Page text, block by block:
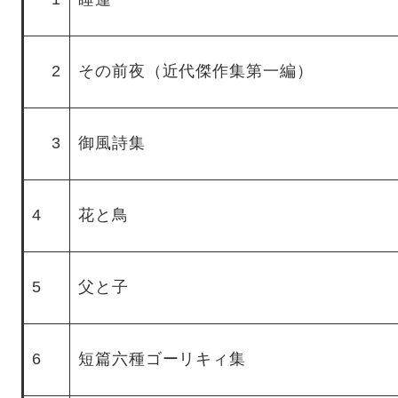
2 その前夜（近代傑作集第一編）
3 御風詩集
4 花と鳥
5 父と子
6 短篇六種ゴーリキィ集